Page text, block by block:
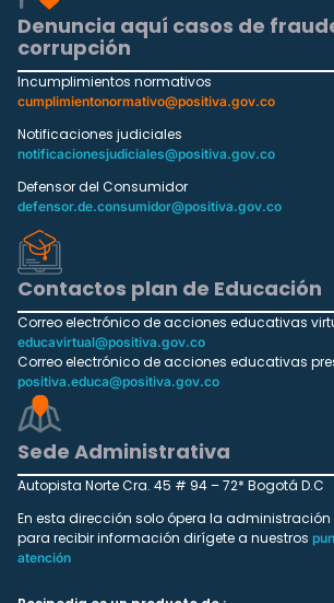
Denuncia aquí casos de
corrupción
Incumplimientos normativos
cumplimientonormativo@positiva.gov.co
Notificaciones judiciales
notificacionesjudiciales@positiva.gov.co
Defensor del Consumidor
defensor.de.consumidor@positiva.gov.co
Contactos plan de Educación
Correo electrónico de acciones educativas
educavirtual@positiva.gov.co
Correo electrónico de acciones educativas
positiva.educa@positiva.gov.co
Sede Administrativa
Autopista Norte Cra. 45 # 94 – 72* Bogotá D.C
En esta dirección solo ópera la administración
para recibir información dirígete a nuestros
atención